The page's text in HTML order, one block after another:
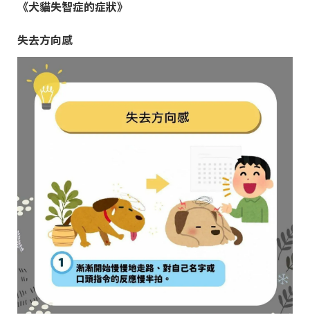
《犬貓失智症的症狀》
失去方向感